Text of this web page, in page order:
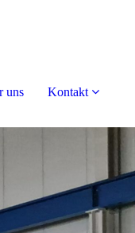
uns Kontakt